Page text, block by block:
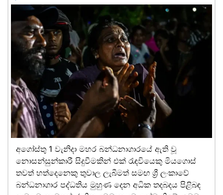
අගෝස්තු 1 වැනිදා මහර බන්ධනාගාරයේ ඇති වූ
නොසන්සුන්කාරී සිදුවීමකින් එක් රැඳවියෙකු මියගොස්
තවත් හත්දෙනෙකු තුවාල ලැබීමත් සමඟ ශ්‍රී ලංකාවේ
බන්ධනාගාර පද්ධතිය මුහුණ දෙන අධික තදබදය පිළිබඳ